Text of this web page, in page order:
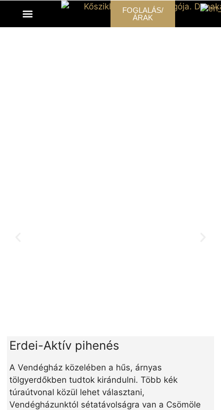
FOGLALÁS/
ÁRAK
Erdei-Aktív pihenés
A Vendégház közelében a hűs, árnyas
tölgyerdőkben tudtok kirándulni. Több kék
túraútvonal közül lehet választani,
Vendégházunktól sétatávolságra van a Csömöle